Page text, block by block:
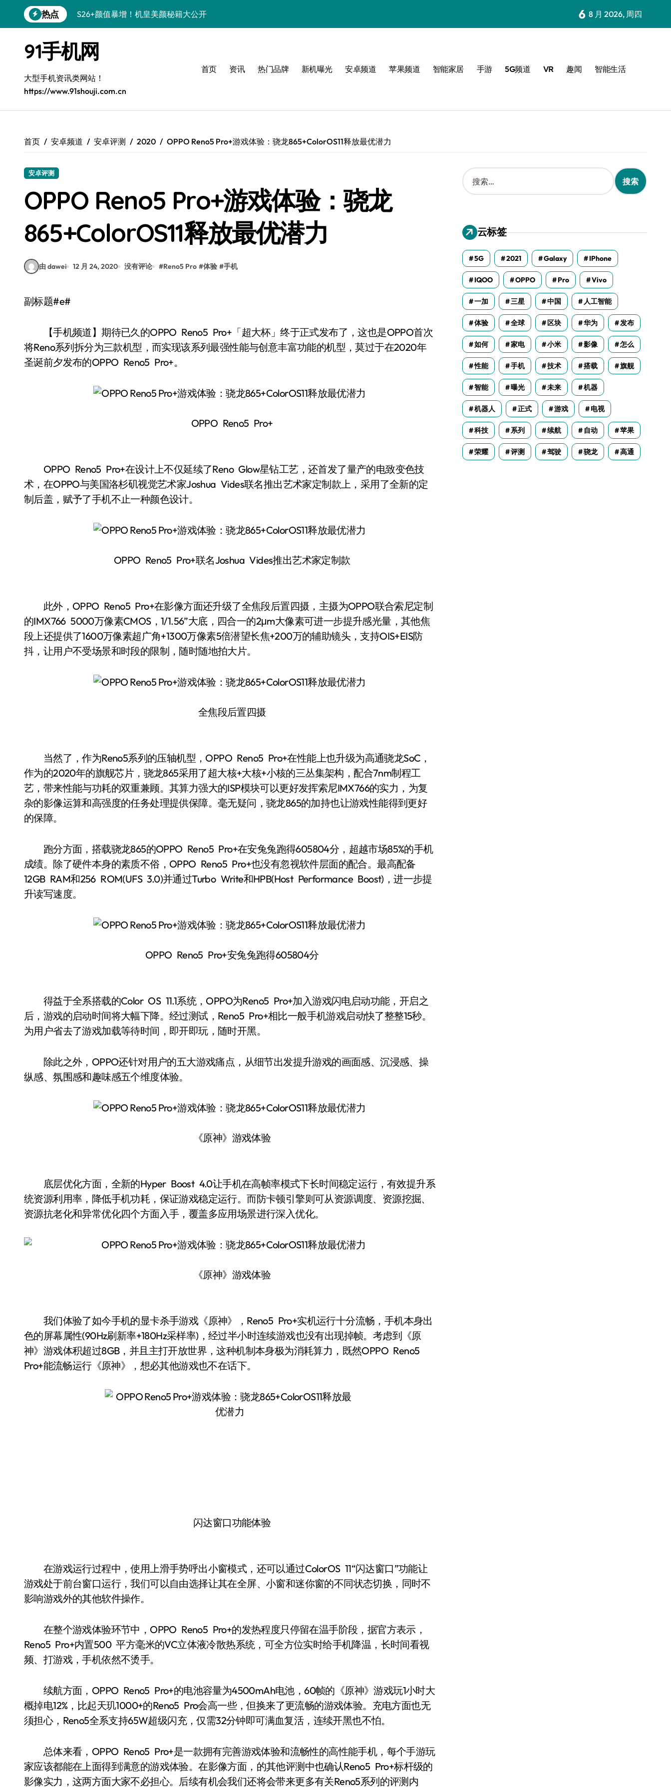
到
热点
Galaxy A56 5G登场，时尚旗舰新体验！
S25美化秘籍：个性定制，炫酷随行！
Galaxy C55 5G焕新秘籍：潮流定制，玩转无限可能
Galaxy C55 5G登场，美学新标杆！
S25+闪亮登场，这样拍秒变焦点！
S25 Ultra颜值炸裂！定制主题潮翻全场
6 8 月 2026, 周四
91手机网
大型手机资讯类网站！
https://www.91shouji.com.cn
首页 资讯 热门品牌 新机曝光 安卓频道 苹果频道 智能家居 手游 5G频道 VR 趣闻 智能生活
首页 安卓频道 安卓评测 2020 OPPO Reno5 Pro+游戏体验：骁龙865+ColorOS11释放最优潜力
安卓评测
OPPO Reno5 Pro+游戏体验：骁龙
865+ColorOS11释放最优潜力
由 dawei 12 月 24, 2020 没有评论 #Reno5 Pro #体验 #手机
副标题#e#
【手机频道】期待已久的OPPO Reno5 Pro+「超大杯」终于正式发布了，这也是OPPO首次
将Reno系列拆分为三款机型，而实现该系列最强性能与创意丰富功能的机型，莫过于在2020年
圣诞前夕发布的OPPO Reno5 Pro+。
OPPO Reno5 Pro+
OPPO Reno5 Pro+在设计上不仅延续了Reno Glow星钻工艺，还首发了量产的电致变色技
术，在OPPO与美国洛杉矶视觉艺术家Joshua Vides联名推出艺术家定制款上，采用了全新的定
制后盖，赋予了手机不止一种颜色设计。
OPPO Reno5 Pro+联名Joshua Vides推出艺术家定制款
此外，OPPO Reno5 Pro+在影像方面还升级了全焦段后置四摄，主摄为OPPO联合索尼定制
的IMX766 5000万像素CMOS，1/1.56”大底，四合一的2μm大像素可进一步提升感光量，其他焦
段上还提供了1600万像素超广角+1300万像素5倍潜望长焦+200万的辅助镜头，支持OIS+EIS防
抖，让用户不受场景和时段的限制，随时随地拍大片。
全焦段后置四摄
当然了，作为Reno5系列的压轴机型，OPPO Reno5 Pro+在性能上也升级为高通骁龙SoC，
作为的2020年的旗舰芯片，骁龙865采用了超大核+大核+小核的三丛集架构，配合7nm制程工
艺，带来性能与功耗的双重兼顾。其算力强大的ISP模块可以更好发挥索尼IMX766的实力，为复
杂的影像运算和高强度的任务处理提供保障。毫无疑问，骁龙865的加持也让游戏性能得到更好
的保障。
跑分方面，搭载骁龙865的OPPO Reno5 Pro+在安兔兔跑得605804分，超越市场85%的手机
成绩。除了硬件本身的素质不俗，OPPO Reno5 Pro+也没有忽视软件层面的配合。最高配备
12GB RAM和256 ROM(UFS 3.0)并通过Turbo Write和HPB(Host Performance Boost)，进一步提
升读写速度。
OPPO Reno5 Pro+安兔兔跑得605804分
得益于全系搭载的Color OS 11.1系统，OPPO为Reno5 Pro+加入游戏闪电启动功能，开启之
后，游戏的启动时间将大幅下降。经过测试，Reno5 Pro+相比一般手机游戏启动快了整整15秒。
为用户省去了游戏加载等待时间，即开即玩，随时开黑。
除此之外，OPPO还针对用户的五大游戏痛点，从细节出发提升游戏的画面感、沉浸感、操
纵感、氛围感和趣味感五个维度体验。
《原神》游戏体验
底层优化方面，全新的Hyper Boost 4.0让手机在高帧率模式下长时间稳定运行，有效提升系
统资源利用率，降低手机功耗，保证游戏稳定运行。而防卡顿引擎则可从资源调度、资源挖掘、
资源抗老化和异常优化四个方面入手，覆盖多应用场景进行深入优化。
《原神》游戏体验
我们体验了如今手机的显卡杀手游戏《原神》，Reno5 Pro+实机运行十分流畅，手机本身出
色的屏幕属性(90Hz刷新率+180Hz采样率)，经过半小时连续游戏也没有出现掉帧。考虑到《原
神》游戏体积超过8GB，并且主打开放世界，这种机制本身极为消耗算力，既然OPPO Reno5
Pro+能流畅运行《原神》，想必其他游戏也不在话下。
闪达窗口功能体验
在游戏运行过程中，使用上滑手势呼出小窗模式，还可以通过ColorOS 11“闪达窗口”功能让
游戏处于前台窗口运行，我们可以自由选择让其在全屏、小窗和迷你窗的不同状态切换，同时不
影响游戏外的其他软件操作。
在整个游戏体验环节中，OPPO Reno5 Pro+的发热程度只停留在温手阶段，据官方表示，
Reno5 Pro+内置500 平方毫米的VC立体液冷散热系统，可全方位实时给手机降温，长时间看视
频、打游戏，手机依然不烫手。
续航方面，OPPO Reno5 Pro+的电池容量为4500mAh电池，60帧的《原神》游戏玩1小时大
概掉电12%，比起天玑1000+的Reno5 Pro会高一些，但换来了更流畅的游戏体验。充电方面也无
须担心，Reno5全系支持65W超级闪充，仅需32分钟即可满血复活，连续开黑也不怕。
总体来看，OPPO Reno5 Pro+是一款拥有完善游戏体验和流畅性的高性能手机，每个手游玩
家应该都能在上面得到满意的游戏体验。在影像方面，的其他评测中也确认Reno5 Pro+标杆级的
影像实力，这两方面大家不必担心。后续有机会我们还将会带来更多有关Reno5系列的评测内
搜
索
：
云标签
5G 2021 Galaxy IPhone
IQOO OPPO Pro Vivo
一加 三星 中国 人工智能
体验 全球 区块 华为 发布
如何 家电 小米 影像 怎么
性能 手机 技术 搭载 旗舰
智能 曝光 未来 机器
机器人 正式 游戏 电视
科技 系列 续航 自动 苹果
荣耀 评测 驾驶 骁龙 高通